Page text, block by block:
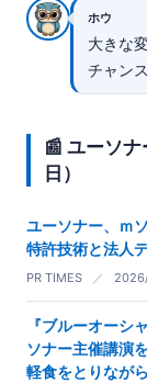
ホウ
大きな
チャン
📰 ユーソ
日）
ユーソナー、ｍ
特許技術と法人
PR TIMES ／
『ブルーオーシ
ソナー主催講演
軽食をとりなが